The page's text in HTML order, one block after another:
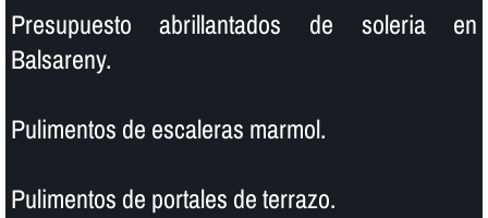
Presupuesto abrillantados de soleria en
Balsareny.
Pulimentos de escaleras marmol.
Pulimentos de portales de terrazo.